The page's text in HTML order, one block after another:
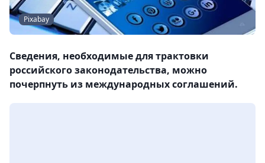
Pixabay
Сведения, необходимые для трактовки
российского законодательства, можно
почерпнуть из международных соглашений.